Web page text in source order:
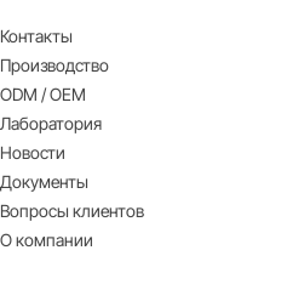
Контакты
Производство
ODM / OEM
Лаборатория
Новости
Документы
Вопросы клиентов
О компании